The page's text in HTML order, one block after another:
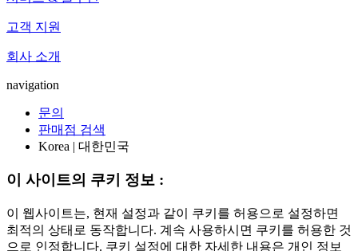
고객 지원
회사 소개
navigation
문의
판매점 검색
Korea | 대한민국
이 사이트의 쿠키 정보 :
이 웹사이트는, 현재 설정과 같이 쿠키를 허용으로 설정하면
최적의 상태로 동작합니다. 계속 사용하시면 쿠키를 허용한 것
으로 인정합니다. 쿠키 설정에 대한 자세한 내용은 개인 정보